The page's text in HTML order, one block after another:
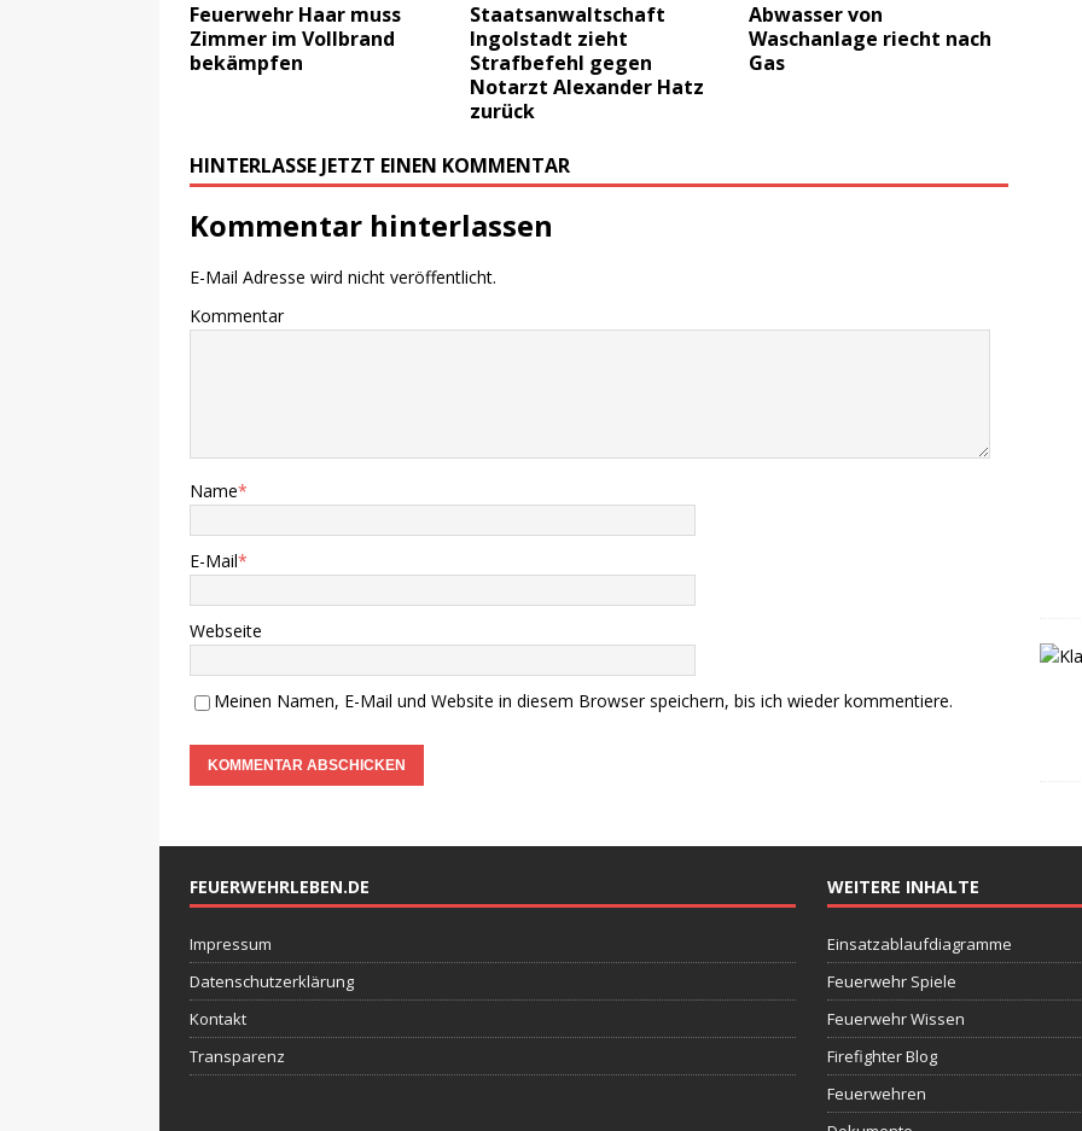
Feuerwehr Haar muss
Zimmer im Vollbrand
bekämpfen
Staatsanwaltschaft
Ingolstadt zieht
Strafbefehl gegen
Notarzt Alexander Hatz
zurück
Abwasser von
Waschanlage riecht nach
Gas
HINTERLASSE JETZT EINEN KOMMENTAR
Kommentar hinterlassen
E-Mail Adresse wird nicht veröffentlicht.
Kommentar
Name*
E-Mail*
Webseite
Meinen Namen, E-Mail und Website in diesem Browser speichern, bis ich wieder kommentiere.
FEUERWEHRLEBEN.DE
Impressum
Datenschutzerklärung
Kontakt
Transparenz
WEITERE INHALTE
Einsatzablaufdiagramme
Feuerwehr Spiele
Feuerwehr Wissen
Firefighter Blog
Feuerwehren